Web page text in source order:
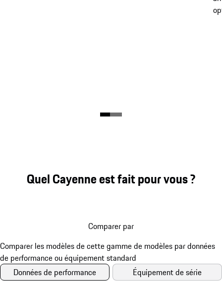
Quel Cayenne est fait pour vous ?
Comparer par
Données de performance Équipement de série